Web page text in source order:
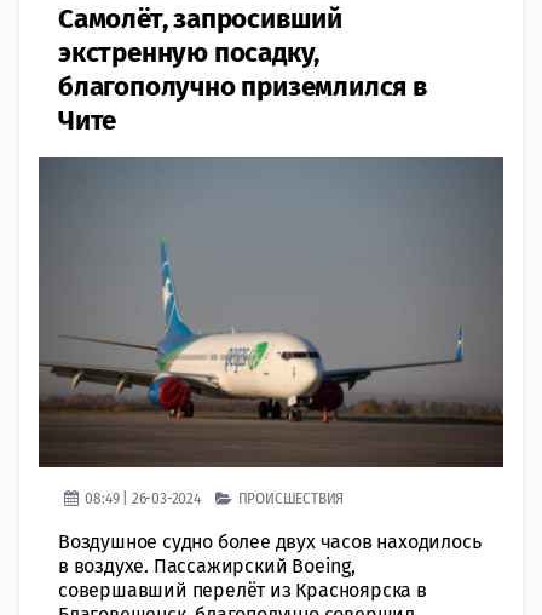
Самолёт, запросивший
экстренную посадку,
благополучно приземлился в
Чите
08:49 | 26-03-2024 ПРОИСШЕСТВИЯ
Воздушное судно более двух часов находилось
в воздухе. Пассажирский Boeing,
совершавший перелёт из Красноярска в